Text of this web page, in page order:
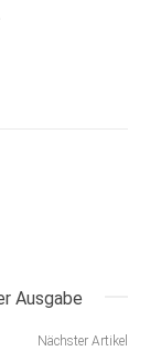
Ausgabe
Nächster Artikel